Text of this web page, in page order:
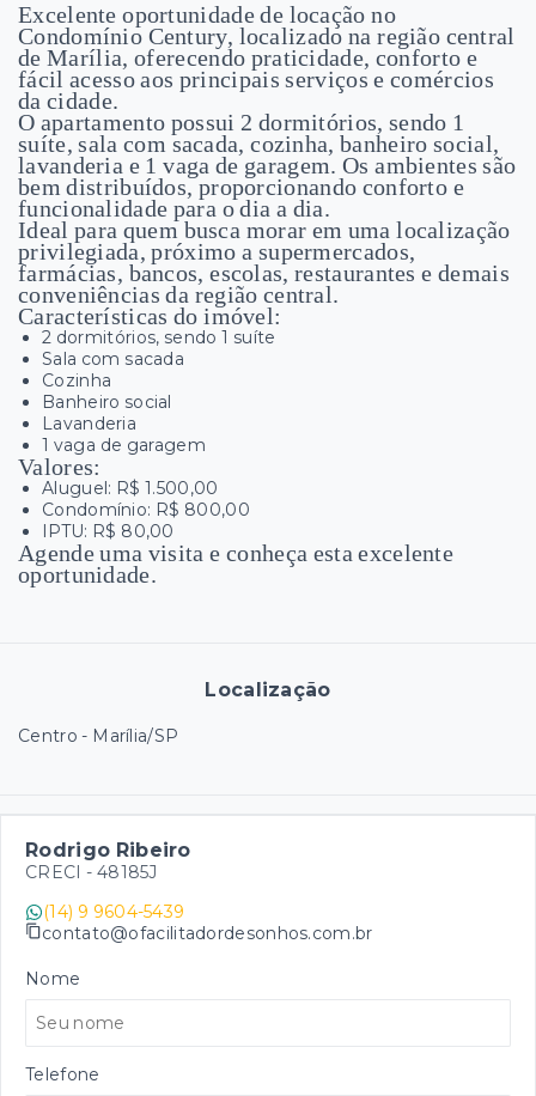
Excelente oportunidade de locação no
Condomínio Century, localizado na região central
de Marília, oferecendo praticidade, conforto e
fácil acesso aos principais serviços e comércios
da cidade.
O apartamento possui 2 dormitórios, sendo 1
suíte, sala com sacada, cozinha, banheiro social,
lavanderia e 1 vaga de garagem. Os ambientes são
bem distribuídos, proporcionando conforto e
funcionalidade para o dia a dia.
Ideal para quem busca morar em uma localização
privilegiada, próximo a supermercados,
farmácias, bancos, escolas, restaurantes e demais
conveniências da região central.
Características do imóvel:
2 dormitórios, sendo 1 suíte
Sala com sacada
Cozinha
Banheiro social
Lavanderia
1 vaga de garagem
Valores:
Aluguel: R$ 1.500,00
Condomínio: R$ 800,00
IPTU: R$ 80,00
Agende uma visita e conheça esta excelente
oportunidade.
Localização
Centro - Marília/SP
Rodrigo Ribeiro
CRECI - 48185J
(14) 9 9604-5439
contato@ofacilitadordesonhos.com.br
Nome
Telefone